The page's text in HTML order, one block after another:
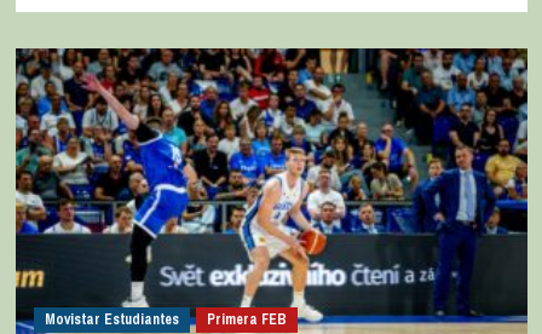
Movistar Estudiantes Primera FEB